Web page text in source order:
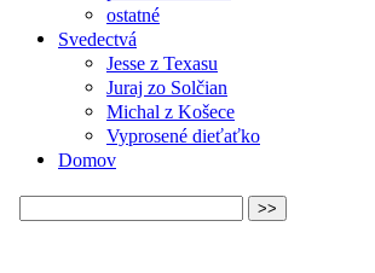
ostatné
Svedectvá
Jesse z Texasu
Juraj zo Solčian
Michal z Košece
Vyprosené dieťaťko
Domov